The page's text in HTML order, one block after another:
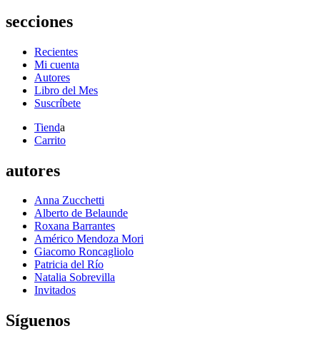
secciones
Recientes
Mi cuenta
Autores
Libro del Mes
Suscríbete
Tienda
Carrito
autores
Anna Zucchetti
Alberto de Belaunde
Roxana Barrantes
Américo Mendoza Mori
Giacomo Roncagliolo
Patricia del Río
Natalia Sobrevilla
Invitados
Síguenos